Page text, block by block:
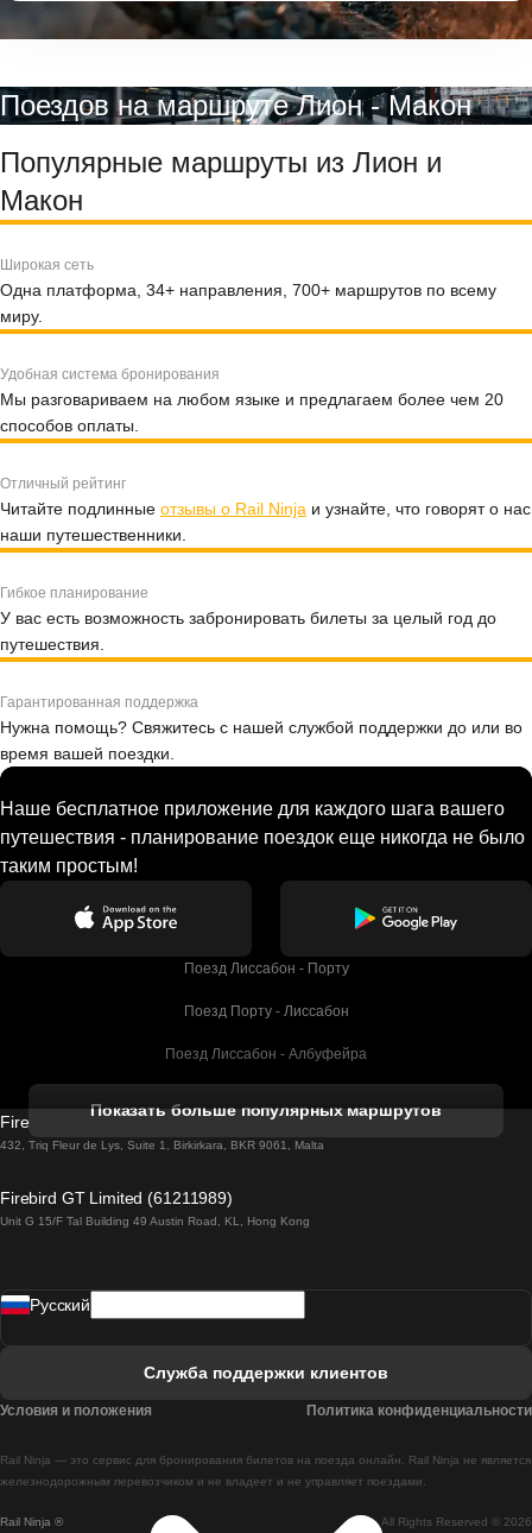
Поездов на маршруте Лион - Макон
Популярные маршруты из Лион и
Макон
Широкая сеть
Одна платформа, 34+ направления, 700+ маршрутов по всему
миру.
Удобная система бронирования
Мы разговариваем на любом языке и предлагаем более чем 20
способов оплаты.
Отличный рейтинг
Читайте подлинные отзывы о Rail Ninja и узнайте, что говорят о нас
наши путешественники.
Гибкое планирование
У вас есть возможность забронировать билеты за целый год до
путешествия.
Гарантированная поддержка
Нужна помощь? Свяжитесь с нашей службой поддержки до или во
время вашей поездки.
Наше бесплатное приложение для каждого шага вашего
путешествия - планирование поездок еще никогда не было
таким простым!
Поезд Лиссабон - Порту
Поезд Порту - Лиссабон
Поезд Лиссабон - Албуфейра
Поезд Лиссабон - Лагос
Поезд Лиссабон - Мадрид
Поезд Лиссабон - Брага
Поезд Брага - Лиссабон
Показать больше популярных маршрутов
Firebird GT Limited (OC 1451)
432, Triq Fleur de Lys, Suite 1, Birkirkara, BKR 9061, Malta
Firebird GT Limited (61211989)
Unit G 15/F Tal Building 49 Austin Road, KL, Hong Kong
Rail Ninja ® All Rights Reserved © 2026
Rail Ninja — это сервис для бронирования билетов на поезда онлайн. Rail Ninja не является
железнодорожным перевозчиком и не владеет и не управляет поездами.
Pусский
Служба поддержки клиентов
Условия и положения Политика конфиденциальности